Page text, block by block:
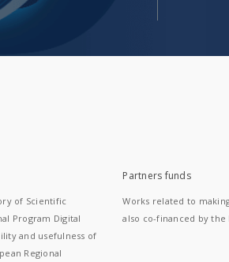
of Scientific
Program Digital
and usefulness of
Regional
Partners funds
Works related to
also co-financed by the